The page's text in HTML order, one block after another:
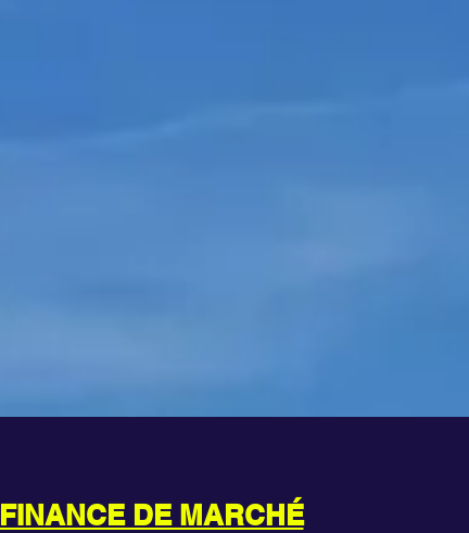
FINANCE DE MARCHÉ